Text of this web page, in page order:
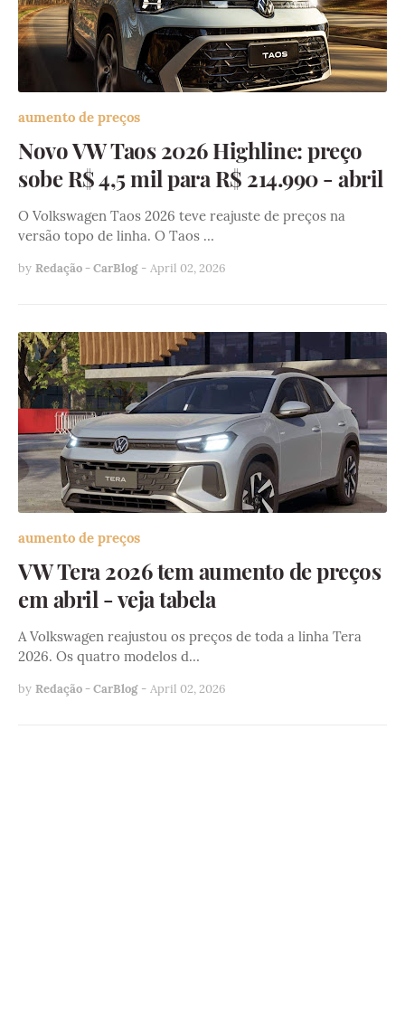
aumento de preços
Novo VW Taos 2026 Highline: preço
sobe R$ 4,5 mil para R$ 214.990 - abril
O Volkswagen Taos 2026 teve reajuste de preços na
versão topo de linha. O Taos …
by Redação - CarBlog - April 02, 2026
aumento de preços
VW Tera 2026 tem aumento de preços
em abril - veja tabela
A Volkswagen reajustou os preços de toda a linha Tera
2026. Os quatro modelos d…
by Redação - CarBlog - April 02, 2026